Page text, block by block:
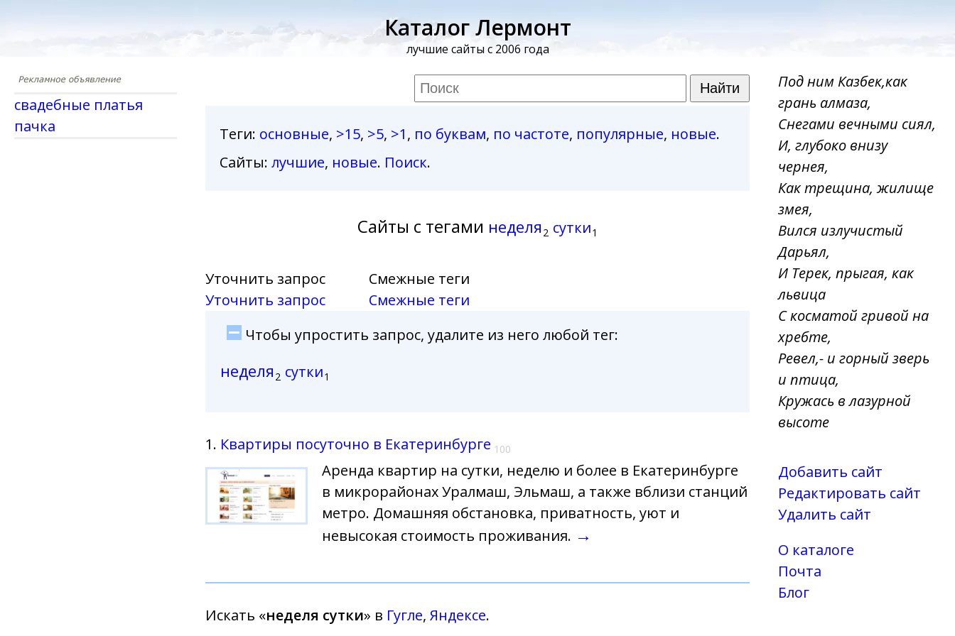
Каталог Лермонт
лучшие сайты с 2006 года
свадебные платья
пачка
Теги: основные, >15, >5, >1, по буквам, по частоте, популярные, новые.
Сайты: лучшие, новые. Поиск.
Сайты с тегами неделя 2 сутки1
Уточнить запрос
Уточнить запрос
Смежные теги
Смежные теги
Чтобы упростить запрос, удалите из него любой тег:
неделя 2 сутки1
1. Квартиры посуточно в Екатеринбурге 100
Аренда квартир на сутки, неделю и более в Екатеринбурге
в микрорайонах Уралмаш, Эльмаш, а также вблизи станций
метро. Домашняя обстановка, приватность, уют и
невысокая стоимость проживания. →
Искать «неделя сутки» в Гугле, Яндексе.
Под ним Казбек,как
грань алмаза,
Снегами вечными сиял,
И, глубоко внизу
чернея,
Как трещина, жилище
змея,
Вился излучистый
Дарьял,
И Терек, прыгая, как
львица
С косматой гривой на
хребте,
Ревел,- и горный зверь
и птица,
Кружась в лазурной
высоте
Добавить сайт
Редактировать сайт
Удалить сайт
О каталоге
Почта
Блог